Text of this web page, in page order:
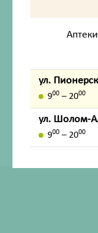
Описание
Внешний вид
изображения на
лекарственных
со специалистом и
инструкцией на
ул.
900 – 2000
ул. Шолом-
900 – 2000